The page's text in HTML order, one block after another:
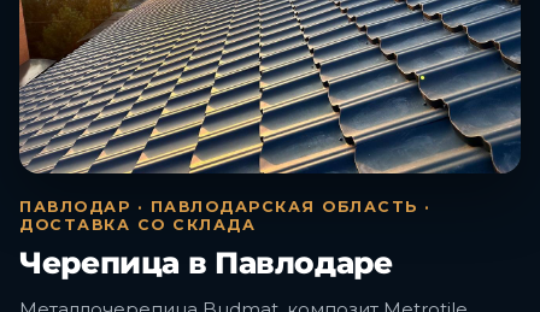
ПАВЛОДАР · ПАВЛОДАРСКАЯ ОБЛАСТЬ ·
ДОСТАВКА СО СКЛАДА
Черепица в Павлодаре